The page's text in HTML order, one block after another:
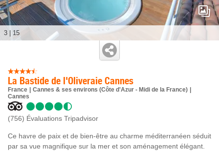
La Bastide de l'Oliveraie Cannes
France
Cannes & ses environs (Côte d'Azur - Midi de la France)
Cannes
(756) Évaluations Tripadvisor
Ce havre de paix et de bien-être au charme méditerranéen séduit
par sa vue magnifique sur la mer et son aménagement élégant.
3 15